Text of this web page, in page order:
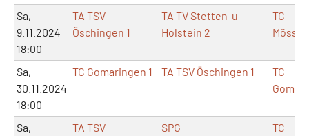
Sa,
9.11.2024
18:00
TA TSV
Öschingen 1
TA TV Stetten-u-
Holstein 2
TC
Sa,
30.11.2024
18:00
TC Gomaringen 1 TA TSV Öschingen 1
TC
Sa,
TA TSV
SPG
TC